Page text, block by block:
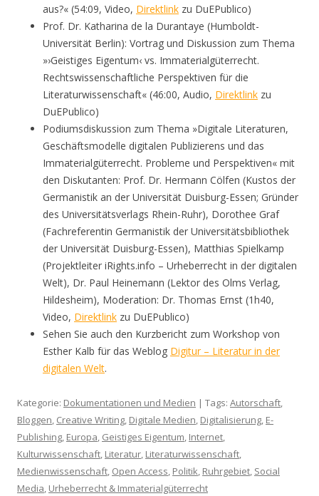
aus?« (54:09, Video, Direktlink zu DuEPublico)
Prof. Dr. Katharina de la Durantaye (Humboldt-
Universität Berlin): Vortrag und Diskussion zum Thema
»›Geistiges Eigentum‹ vs. Immaterialgüterrecht.
Rechtswissenschaftliche Perspektiven für die
Literaturwissenschaft« (46:00, Audio, Direktlink zu
DuEPublico)
Podiumsdiskussion zum Thema »Digitale Literaturen,
Geschäftsmodelle digitalen Publizierens und das
Immaterialgüterrecht. Probleme und Perspektiven« mit
den Diskutanten: Prof. Dr. Hermann Cölfen (Kustos der
Germanistik an der Universität Duisburg-Essen; Gründer
des Universitätsverlags Rhein-Ruhr), Dorothee Graf
(Fachreferentin Germanistik der Universitätsbibliothek
der Universität Duisburg-Essen), Matthias Spielkamp
(Projektleiter iRights.info – Urheberrecht in der digitalen
Welt), Dr. Paul Heinemann (Lektor des Olms Verlag,
Hildesheim), Moderation: Dr. Thomas Ernst (1h40,
Video, Direktlink zu DuEPublico)
Sehen Sie auch den Kurzbericht zum Workshop von
Esther Kalb für das Weblog Digitur – Literatur in der
digitalen Welt.
Kategorie: Dokumentationen und Medien | Tags: Autorschaft,
Bloggen, Creative Writing, Digitale Medien, Digitalisierung, E-
Publishing, Europa, Geistiges Eigentum, Internet,
Kulturwissenschaft, Literatur, Literaturwissenschaft,
Medienwissenschaft, Open Access, Politik, Ruhrgebiet, Social
Media, Urheberrecht & Immaterialgüterrecht